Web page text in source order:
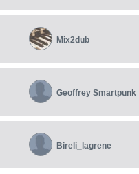
Mix2dub
Geoffrey Smartpunk
Bireli_lagrene